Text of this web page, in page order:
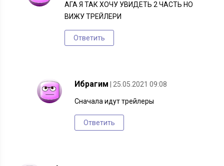
АГА Я ТАК ХОЧУ УВИДЕТЬ 2 ЧАСТЬ НО
ВИЖУ ТРЕЙЛЕРИ
Ответить
Ибрагим | 25.05.2021 09:08
Сначала идут трейлеры
Ответить